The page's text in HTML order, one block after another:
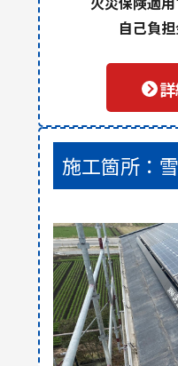
自己負
施工箇所：